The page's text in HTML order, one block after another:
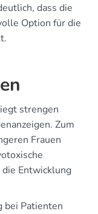
dass die
Option für die
strengen
Zum
Frauen
Entwicklung
bei Patienten